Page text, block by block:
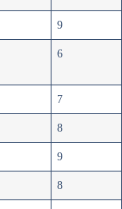
9
6
7
8
9
8